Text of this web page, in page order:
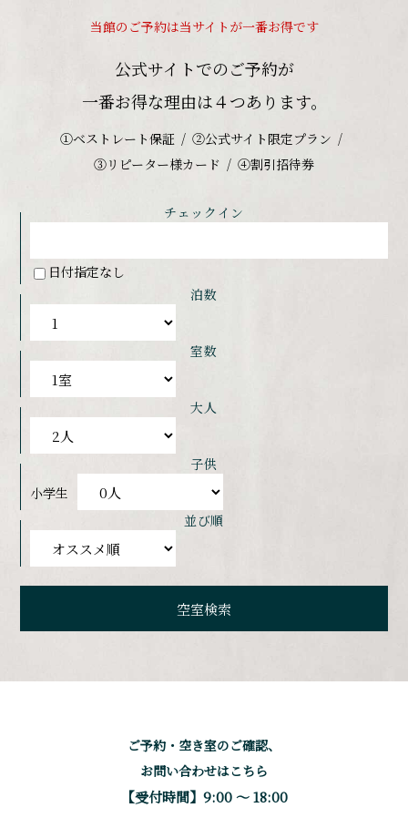
当館のご予約は当サイトが一番お得です
公式サイトでのご予約が
一番お得な理由は４つあります。
①ベストレート保証
②公式サイト限定プラン
③リピーター様カード
④割引招待券
チェックイン
日付指定なし
泊数
室数
大人
子供
小学生
並び順
ご予約・空き室のご確認、
お問い合わせはこちら
【受付時間】9:00 〜 18:00